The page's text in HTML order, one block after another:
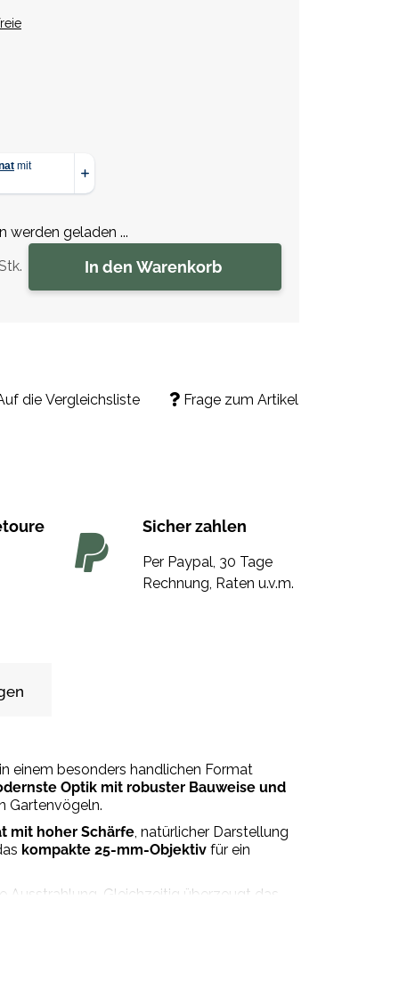
In den Warenkorb
werden geladen ...
Frage zum Artikel
die Vergleichsliste
Sicher zahlen
Per Paypal, 30 Tage
Rechnung, Raten u.v.m.
einem besonders handlichen Format
Optik mit robuster Bauweise und
Gartenvögeln.
mit hoher Schärfe, natürlicher Darstellung
kompakte 25-mm-Objektiv für ein
Ausstrahlung. Gleichzeitig überzeugt das